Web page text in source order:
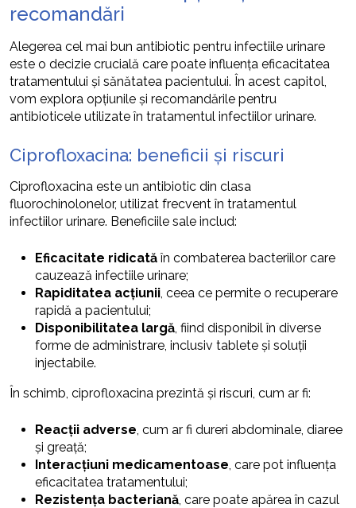
recomandări
Alegerea cel mai bun antibiotic pentru infectiile urinare
este o decizie crucială care poate influența eficacitatea
tratamentului și sănătatea pacientului. În acest capitol,
vom explora opțiunile și recomandările pentru
antibioticele utilizate în tratamentul infectiilor urinare.
Ciprofloxacina: beneficii și riscuri
Ciprofloxacina este un antibiotic din clasa
fluorochinolonelor, utilizat frecvent în tratamentul
infectiilor urinare. Beneficiile sale includ:
Eficacitate ridicatăîn combaterea bacteriilor care
cauzează infectiile urinare;
Rapiditatea acțiunii , ceea ce permite o recuperare
rapidă a pacientului;
Disponibilitatea largă , fiind disponibil în diverse
forme de administrare, inclusiv tablete și soluții
injectabile.
În schimb, ciprofloxacina prezintă și riscuri, cum ar fi:
Reacții adverse , cum ar fi dureri abdominale, diaree
și greață;
Interacțiuni medicamentoase , care pot influența
eficacitatea tratamentului;
Rezistența bacteriană , care poate apărea în cazul